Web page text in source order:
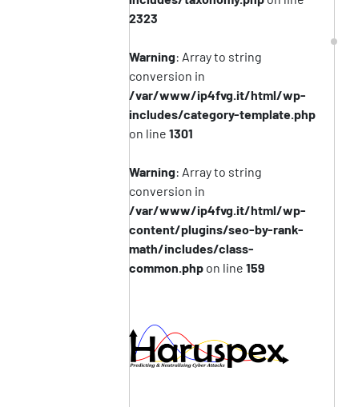
2323
Warning: Array to string
conversion in
/var/www/ip4fvg.it/html/wp-
includes/category-template.php
on line1301
Warning: Array to string
conversion in
/var/www/ip4fvg.it/html/wp-
content/plugins/seo-by-rank-
math/includes/class-
common.php on line159